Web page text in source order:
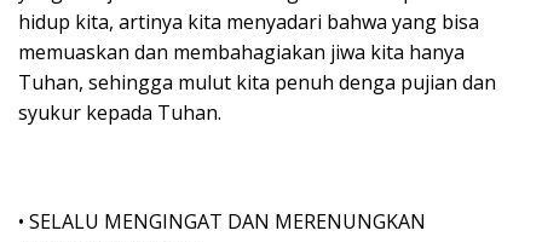
hidup kita, artinya kita menyadari bahwa yang bisa
memuaskan dan membahagiakan jiwa kita hanya
Tuhan, sehingga mulut kita penuh denga pujian dan
syukur kepada Tuhan.
• SELALU MENGINGAT DAN MERENUNGKAN